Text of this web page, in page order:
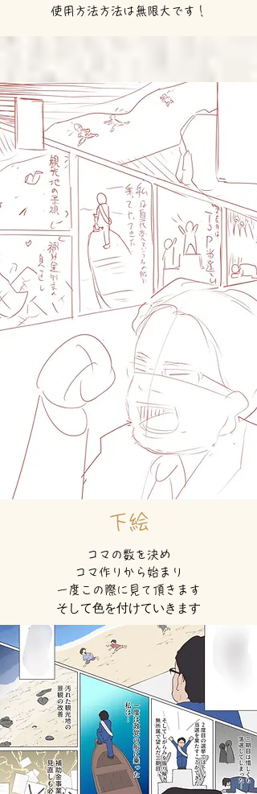
使用方法方法は無限大です！
下絵
コマの数を決め
コマ作りから始まり
一度この際に見て頂きます
​そして色を付けていきます